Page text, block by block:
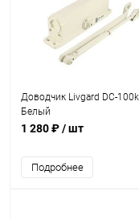
Доводчик Livgard DC-
Белый
1 280 ₽/ шт
Подробнее